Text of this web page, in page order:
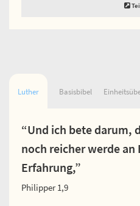
Luther Basisbibel
“Und ich bete darum,
noch reicher werde
Erfahrung,”
Philipper 1,9